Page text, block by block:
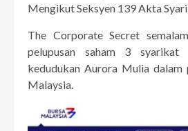
Mengikut Seksyen 139 Akta
The Corporate Secret
pelupusan saham 3
kedudukan Aurora Mulia dalam
Malaysia.